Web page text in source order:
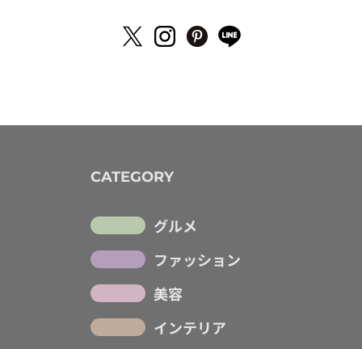
CATEGORY
グルメ
ファッション
美容
インテリア